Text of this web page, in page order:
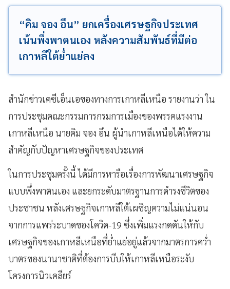
“คิม จอง อึน” ยกเครื่องเศรษฐกิจประเทศ
เน้นพึ่งพาตนเอง หลังความสัมพันธ์ที่มีต่อ
เกาหลีใต้ย่ำแย่ลง
สำนักข่าวเคซีเอ็นเอของทางการเกาหลีเหนือ รายงานว่า ใน
การประชุมคณะกรรมการกรมการเมืองของพรรคแรงงาน
เกาหลีเหนือ นายคิม จอง อึน ผู้นำเกาหลีเหนือได้ให้ความ
สำคัญกับปัญหาเศรษฐกิจของประเทศ
ในการประชุมครั้งนี้ ได้มีการหารือเรื่องการพัฒนาเศรษฐกิจ
แบบพึ่งพาตนเอง และยกระดับมาตรฐานการดำรงชีวิตของ
ประชาชน หลังเศรษฐกิจเกาหลีใต้เผชิญความไม่แน่นอน
จากการแพร่ระบาดของโควิด-19 ซึ่งเพิ่มแรงกดดันให้กับ
เศรษฐกิจของเกาหลีเหนือที่ย่ำแย่อยู่แล้วจากมาตรการคว่ำ
บาตรของนานาชาติที่ต้องการบีบให้เกาหลีเหนือระงับ
โครงการนิวเคลียร์